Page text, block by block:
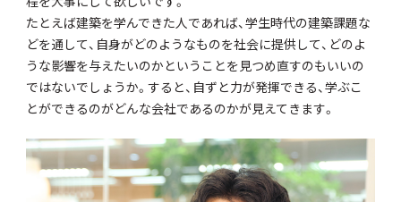
たとえば建築を学んできた人であれば、学生時代の建築課題な
どを通して、自身がどのようなものを社会に提供して、どのよ
うな影響を与えたいのかということを見つめ直すのもいいの
ではないでしょうか。すると、自ずと力が発揮できる、学ぶこ
とができるのがどんな会社であるのかが見えてきます。